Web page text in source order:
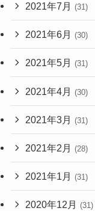
2021年7月 (31)
2021年6月 (30)
2021年5月 (31)
2021年4月 (30)
2021年3月 (31)
2021年2月 (28)
2021年1月 (31)
2020年12月 (31)